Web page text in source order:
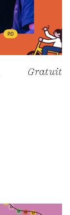
Gratuit